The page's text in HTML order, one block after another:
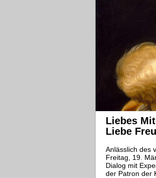
Liebes
Liebe
Anlässlich des
Freitag, 19.
Dialog mit
der Patron der